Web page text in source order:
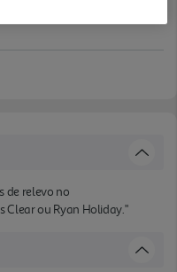
de relevo no
Clear ou Ryan Holiday."